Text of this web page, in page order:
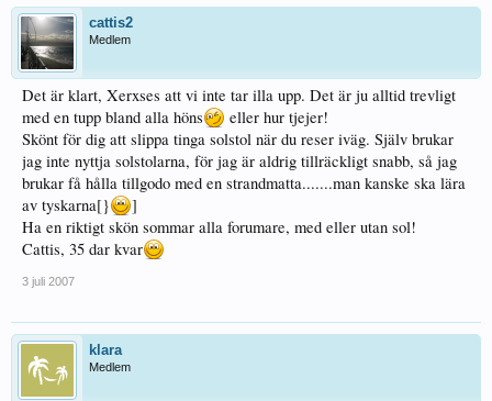
cattis2
Medlem
Det är klart, Xerxses att vi inte tar illa upp. Det är ju alltid trevligt
med en tupp bland alla höns
eller hur tjejer!
Skönt för dig att slippa tinga solstol när du reser iväg. Själv brukar
jag inte nyttja solstolarna, för jag är aldrig tillräckligt snabb, så jag
brukar få hålla tillgodo med en strandmatta.......man kanske ska lära
av tyskarna[}
]
Ha en riktigt skön sommar alla forumare, med eller utan sol!
Cattis, 35 dar kvar
3 juli 2007
klara
Medlem